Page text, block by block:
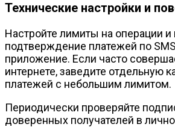
Технические настройки и
Настройте лимиты на операции и
подтверждение платежей по
приложение. Если часто
интернете, заведите отдельную
платежей с небольшим лимитом.
Периодически проверяйте
доверенных получателей в